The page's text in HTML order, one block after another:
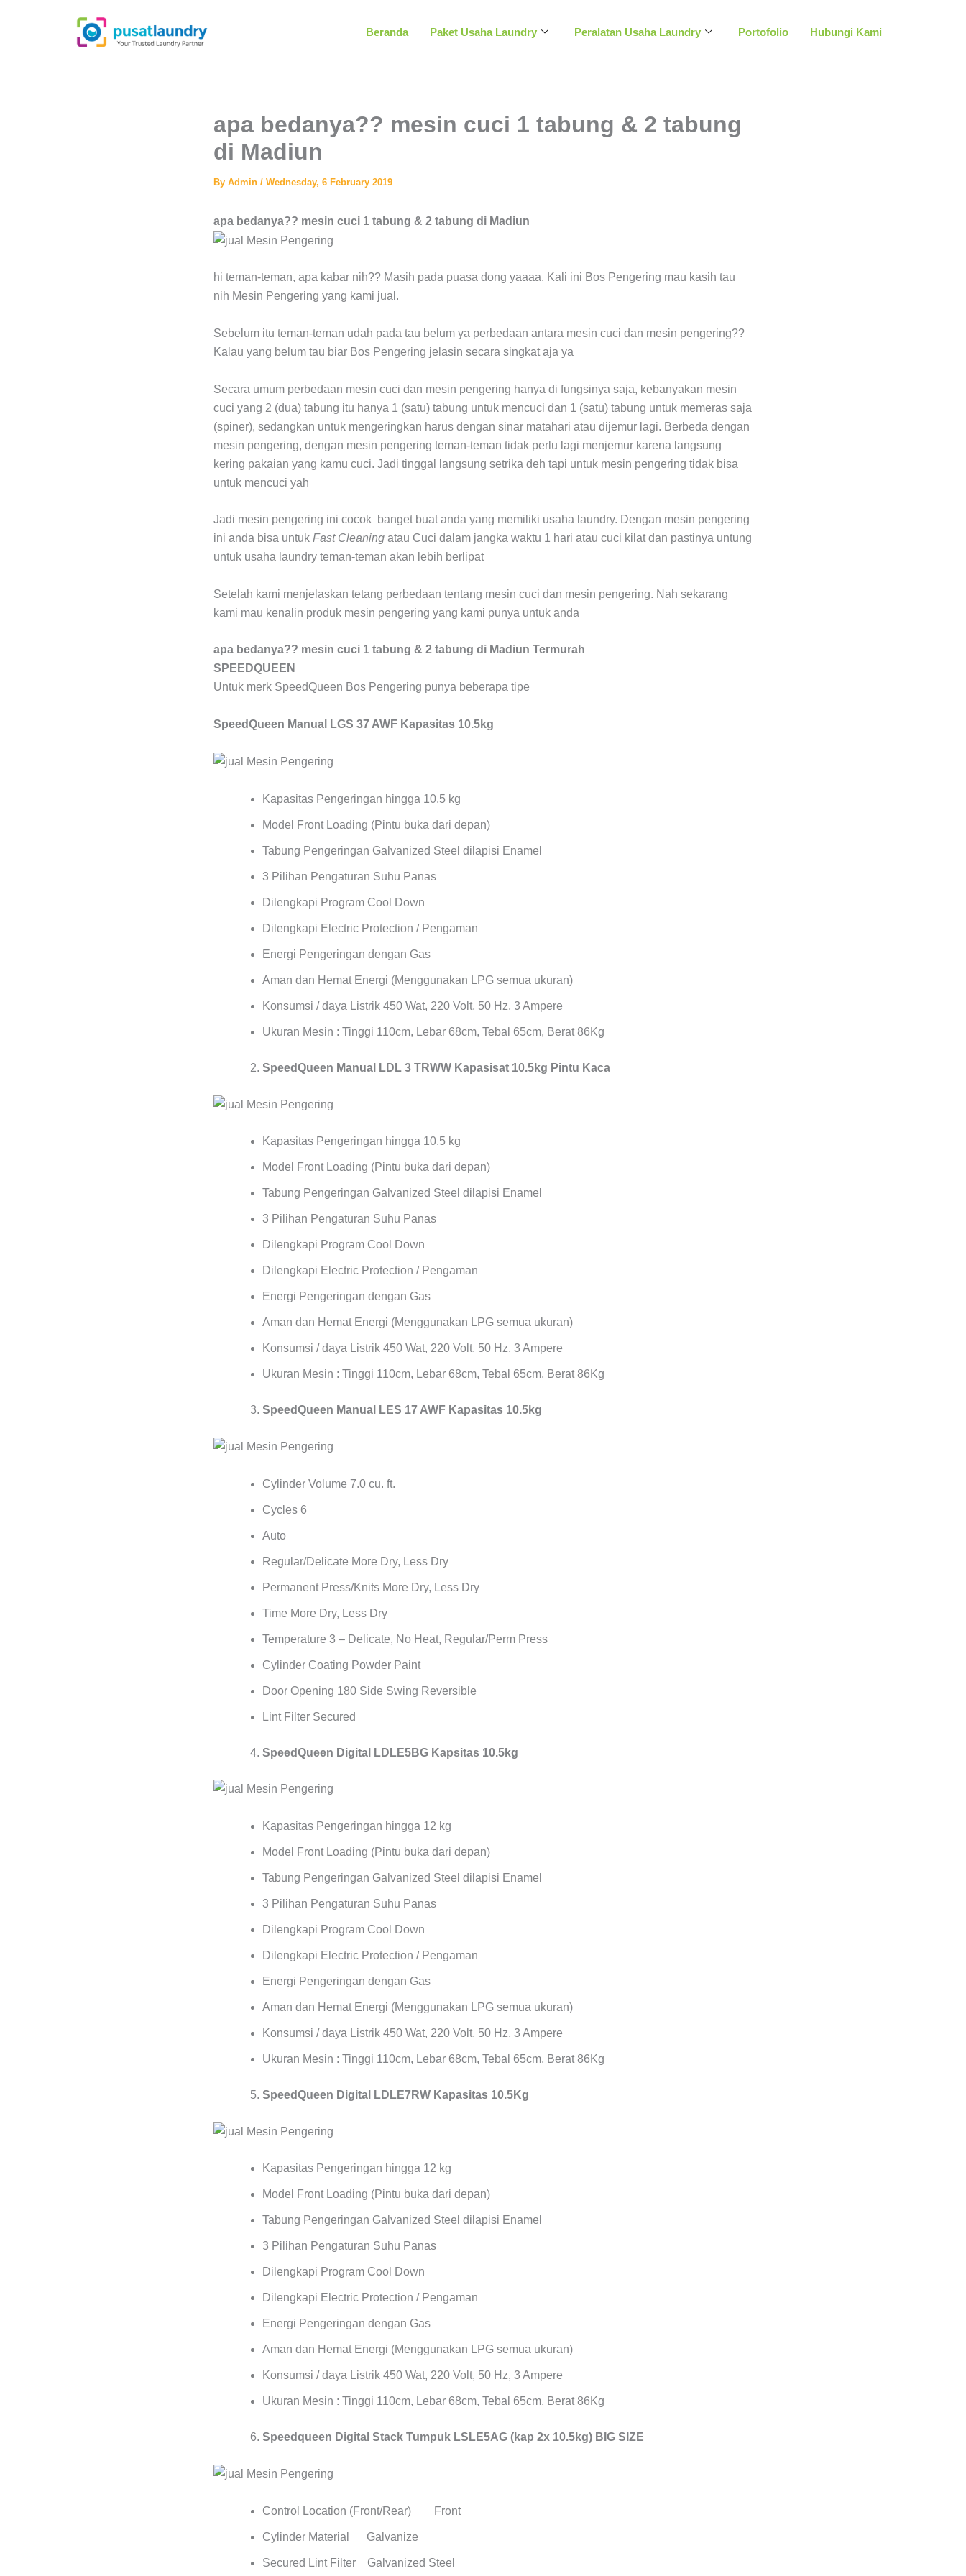
Beranda Paket Usaha Laundry Peralatan Usaha Laundry Portofolio Hubungi Kami
apa bedanya?? mesin cuci 1 tabung & 2 tabung
di Madiun
By Admin / Wednesday, 6 February 2019
apa bedanya?? mesin cuci 1 tabung & 2 tabung di Madiun
hi teman-teman, apa kabar nih?? Masih pada puasa dong yaaaa. Kali ini Bos Pengering mau kasih tau
nih Mesin Pengering yang kami jual.
Sebelum itu teman-teman udah pada tau belum ya perbedaan antara mesin cuci dan mesin pengering??
Kalau yang belum tau biar Bos Pengering jelasin secara singkat aja ya
Secara umum perbedaan mesin cuci dan mesin pengering hanya di fungsinya saja, kebanyakan mesin
cuci yang 2 (dua) tabung itu hanya 1 (satu) tabung untuk mencuci dan 1 (satu) tabung untuk memeras saja
(spiner), sedangkan untuk mengeringkan harus dengan sinar matahari atau dijemur lagi. Berbeda dengan
mesin pengering, dengan mesin pengering teman-teman tidak perlu lagi menjemur karena langsung
kering pakaian yang kamu cuci. Jadi tinggal langsung setrika deh tapi untuk mesin pengering tidak bisa
untuk mencuci yah
Jadi mesin pengering ini cocok banget buat anda yang memiliki usaha laundry. Dengan mesin pengering
ini anda bisa untuk Fast Cleaning atau Cuci dalam jangka waktu 1 hari atau cuci kilat dan pastinya untung
untuk usaha laundry teman-teman akan lebih berlipat
Setelah kami menjelaskan tetang perbedaan tentang mesin cuci dan mesin pengering. Nah sekarang
kami mau kenalin produk mesin pengering yang kami punya untuk anda
apa bedanya?? mesin cuci 1 tabung & 2 tabung di Madiun Termurah
SPEEDQUEEN
Untuk merk SpeedQueen Bos Pengering punya beberapa tipe
SpeedQueen Manual LGS 37 AWF Kapasitas 10.5kg
Kapasitas Pengeringan hingga 10,5 kg
Model Front Loading (Pintu buka dari depan)
Tabung Pengeringan Galvanized Steel dilapisi Enamel
3 Pilihan Pengaturan Suhu Panas
Dilengkapi Program Cool Down
Dilengkapi Electric Protection / Pengaman
Energi Pengeringan dengan Gas
Aman dan Hemat Energi (Menggunakan LPG semua ukuran)
Konsumsi / daya Listrik 450 Wat, 220 Volt, 50 Hz, 3 Ampere
Ukuran Mesin : Tinggi 110cm, Lebar 68cm, Tebal 65cm, Berat 86Kg
SpeedQueen Manual LDL 3 TRWW Kapasisat 10.5kg Pintu Kaca
Kapasitas Pengeringan hingga 10,5 kg
Model Front Loading (Pintu buka dari depan)
Tabung Pengeringan Galvanized Steel dilapisi Enamel
3 Pilihan Pengaturan Suhu Panas
Dilengkapi Program Cool Down
Dilengkapi Electric Protection / Pengaman
Energi Pengeringan dengan Gas
Aman dan Hemat Energi (Menggunakan LPG semua ukuran)
Konsumsi / daya Listrik 450 Wat, 220 Volt, 50 Hz, 3 Ampere
Ukuran Mesin : Tinggi 110cm, Lebar 68cm, Tebal 65cm, Berat 86Kg
SpeedQueen Manual LES 17 AWF Kapasitas 10.5kg
Cylinder Volume 7.0 cu. ft.
Cycles 6
Auto
Regular/Delicate More Dry, Less Dry
Permanent Press/Knits More Dry, Less Dry
Time More Dry, Less Dry
Temperature 3 – Delicate, No Heat, Regular/Perm Press
Cylinder Coating Powder Paint
Door Opening 180 Side Swing Reversible
Lint Filter Secured
SpeedQueen Digital LDLE5BG Kapsitas 10.5kg
Kapasitas Pengeringan hingga 12 kg
Model Front Loading (Pintu buka dari depan)
Tabung Pengeringan Galvanized Steel dilapisi Enamel
3 Pilihan Pengaturan Suhu Panas
Dilengkapi Program Cool Down
Dilengkapi Electric Protection / Pengaman
Energi Pengeringan dengan Gas
Aman dan Hemat Energi (Menggunakan LPG semua ukuran)
Konsumsi / daya Listrik 450 Wat, 220 Volt, 50 Hz, 3 Ampere
Ukuran Mesin : Tinggi 110cm, Lebar 68cm, Tebal 65cm, Berat 86Kg
SpeedQueen Digital LDLE7RW Kapasitas 10.5Kg
Kapasitas Pengeringan hingga 12 kg
Model Front Loading (Pintu buka dari depan)
Tabung Pengeringan Galvanized Steel dilapisi Enamel
3 Pilihan Pengaturan Suhu Panas
Dilengkapi Program Cool Down
Dilengkapi Electric Protection / Pengaman
Energi Pengeringan dengan Gas
Aman dan Hemat Energi (Menggunakan LPG semua ukuran)
Konsumsi / daya Listrik 450 Wat, 220 Volt, 50 Hz, 3 Ampere
Ukuran Mesin : Tinggi 110cm, Lebar 68cm, Tebal 65cm, Berat 86Kg
Speedqueen Digital Stack Tumpuk LSLE5AG (kap 2x 10.5kg) BIG SIZE
Control Location (Front/Rear) Front
Cylinder Material Galvanize
Secured Lint Filter Galvanized Steel